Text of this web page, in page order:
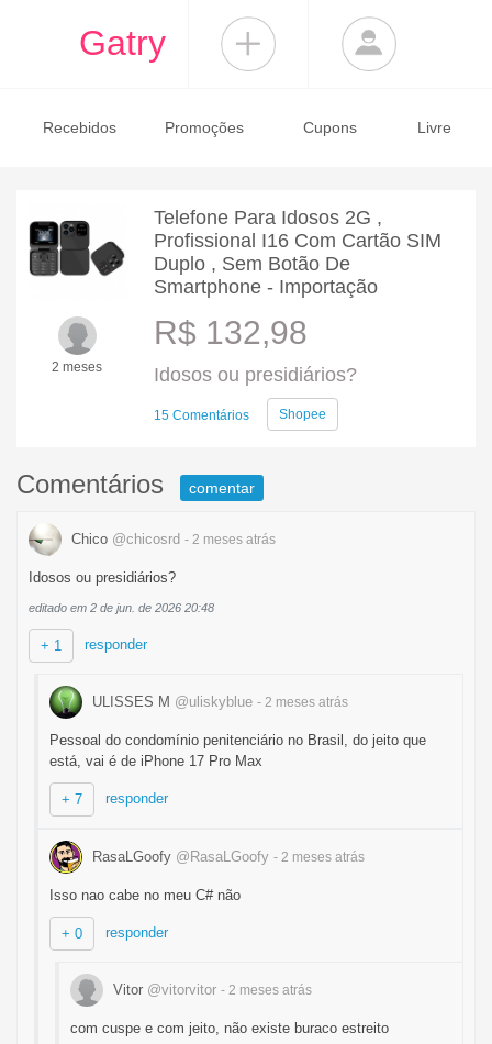
Gatry
Recebidos Promoções Cupons Livre
2 meses
Telefone Para Idosos 2G ,
Profissional I16 Com Cartão SIM
Duplo , Sem Botão De
Smartphone - Importação
R$ 132,98
Idosos ou presidiários?
15 Comentários Shopee
Comentários comentar
Chico @chicosrd - 2 meses atrás
Idosos ou presidiários?
editado em 2 de jun. de 2026 20:48
+ 1 responder
ULISSES M @uliskyblue - 2 meses atrás
Pessoal do condomínio penitenciário no Brasil, do jeito que
está, vai é de iPhone 17 Pro Max
+ 7 responder
RasaLGoofy @RasaLGoofy - 2 meses atrás
Isso nao cabe no meu C# não
+ 0 responder
Vitor @vitorvitor - 2 meses atrás
com cuspe e com jeito, não existe buraco estreito